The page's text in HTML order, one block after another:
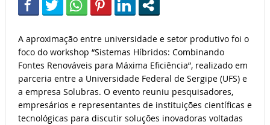
A aproximação entre universidade e setor produtivo foi o
foco do workshop “Sistemas Híbridos: Combinando
Fontes Renováveis para Máxima Eficiência”, realizado em
parceria entre a Universidade Federal de Sergipe (UFS) e
a empresa Solubras. O evento reuniu pesquisadores,
empresários e representantes de instituições científicas e
tecnológicas para discutir soluções inovadoras voltadas